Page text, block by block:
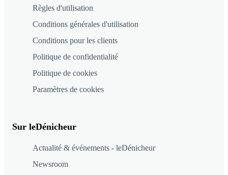
Règles d'utilisation
Conditions générales d'utilisation
Conditions pour les clients
Politique de confidentialité
Politique de cookies
Paramètres de cookies
Sur leDénicheur
Actualité & événements - leDénicheur
Newsroom